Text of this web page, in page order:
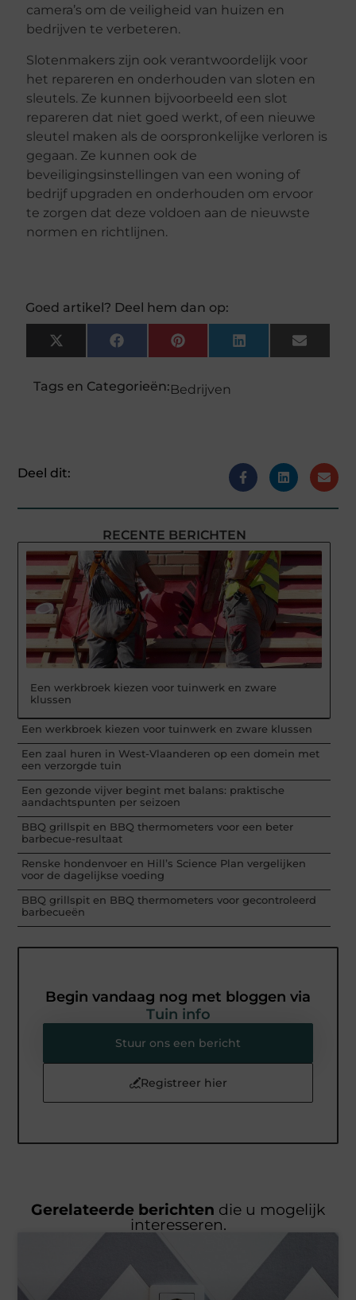
camera’s om de veiligheid van huizen en
bedrijven te verbeteren.
Slotenmakers zijn ook verantwoordelijk voor
het repareren en onderhouden van sloten en
sleutels. Ze kunnen bijvoorbeeld een slot
repareren dat niet goed werkt, of een nieuwe
sleutel maken als de oorspronkelijke verloren is
gegaan. Ze kunnen ook de
beveiligingsinstellingen van een woning of
bedrijf upgraden en onderhouden om ervoor
te zorgen dat deze voldoen aan de nieuwste
normen en richtlijnen.
Goed artikel? Deel hem dan op:
X
(Twitter)
FacebookPinterestLinkedInEmail
Tags en Categorieën:Bedrijven
Deel dit:
RECENTE BERICHTEN
Een werkbroek kiezen voor tuinwerk en zware
klussen
Een werkbroek kiezen voor tuinwerk en zware klussen
Een zaal huren in West-Vlaanderen op een domein met
een verzorgde tuin
Een gezonde vijver begint met balans: praktische
aandachtspunten per seizoen
BBQ grillspit en BBQ thermometers voor een beter
barbecue-resultaat
Renske hondenvoer en Hill’s Science Plan vergelijken
voor de dagelijkse voeding
BBQ grillspit en BBQ thermometers voor gecontroleerd
barbecueën
Begin vandaag nog met bloggen via
Tuin info
Stuur ons een bericht
Registreer hier
Gerelateerde berichten die u mogelijk
interesseren.